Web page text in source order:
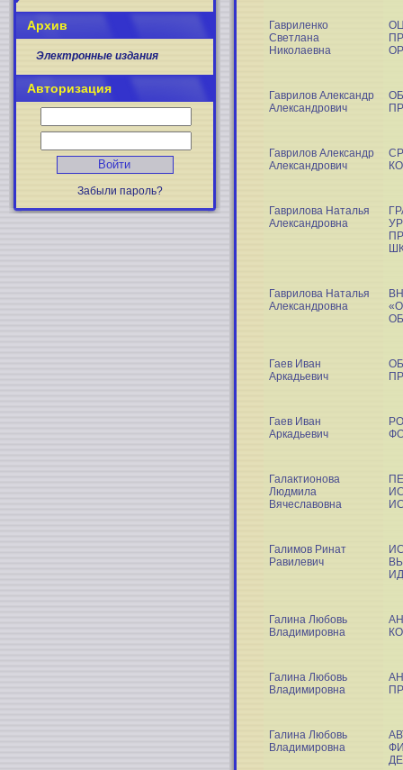
Гавриленко
Светлана
Николаевна
Гаврилов Александр
Александрович
Гаврилов Александр
Александрович
Гаврилова Наталья
Александровна
Гаврилова Наталья
Александровна
Гаев Иван
Аркадьевич
Гаев Иван
Аркадьевич
Галактионова
Людмила
Вячеславовна
Галимов Ринат
Равилевич
Галина Любовь
Владимировна
Галина Любовь
Владимировна
Галина Любовь
Владимировна
Архив
Электронные издания
Авторизация
Забыли пароль?